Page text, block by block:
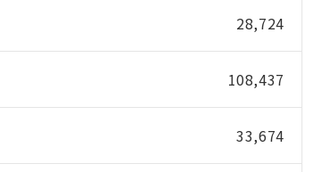
28,724
108,437
33,674